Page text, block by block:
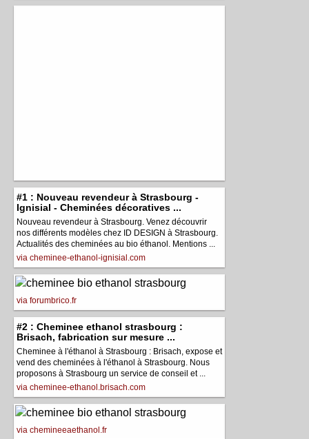
#1 : Nouveau revendeur à Strasbourg -
Ignisial - Cheminées décoratives ...
Nouveau revendeur à Strasbourg. Venez découvrir
nos différents modèles chez ID DESIGN à Strasbourg.
Actualités des cheminées au bio éthanol. Mentions ...
via cheminee-ethanol-ignisial.com
via forumbrico.fr
#2 : Cheminee ethanol strasbourg :
Brisach, fabrication sur mesure ...
Cheminee à l'éthanol à Strasbourg : Brisach, expose et
vend des cheminées à l'éthanol à Strasbourg. Nous
proposons à Strasbourg un service de conseil et ...
via cheminee-ethanol.brisach.com
via chemineeaethanol.fr